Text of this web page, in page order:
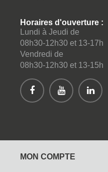
Tersano (3)
Tork (207)
TSM (2)
TSM Accessoires &
TTS (399)
Unger (120)
Horaires d'ouverture :
Lundi à Jeudi de
08h30-12h30 et 13-17h
Vendredi de
08h30-12h30 et 13-15h
MON COMPTE